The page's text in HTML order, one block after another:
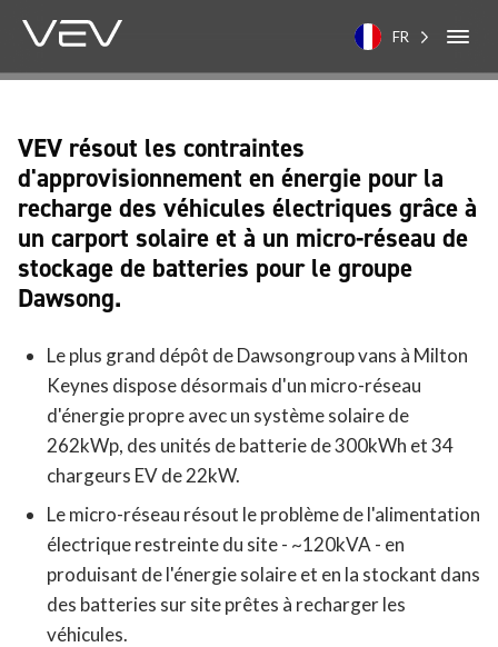
FR
VEV résout les contraintes
d'approvisionnement en énergie pour la
recharge des véhicules électriques grâce à
un carport solaire et à un micro-réseau de
stockage de batteries pour le groupe
Dawsong.
Le plus grand dépôt de Dawsongroup vans à Milton
Keynes dispose désormais d'un micro-réseau
d'énergie propre avec un système solaire de
262kWp, des unités de batterie de 300kWh et 34
chargeurs EV de 22kW.
Le micro-réseau résout le problème de l'alimentation
électrique restreinte du site - ~120kVA - en
produisant de l'énergie solaire et en la stockant dans
des batteries sur site prêtes à recharger les
véhicules.